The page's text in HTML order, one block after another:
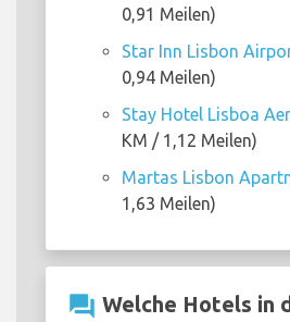
0,91 Meilen)
Star Inn Lisbon
0,94 Meilen)
Stay Hotel Lisboa
KM / 1,12 Meilen)
Martas Lisbon
1,63 Meilen)
question_answer Welche Hotels in